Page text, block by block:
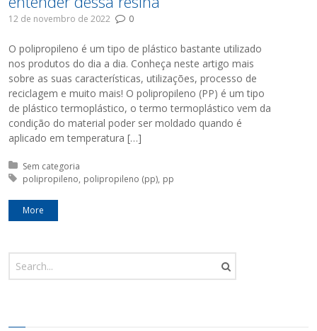
12 de novembro de 2022 0
O polipropileno é um tipo de plástico bastante utilizado
nos produtos do dia a dia. Conheça neste artigo mais
sobre as suas características, utilizações, processo de
reciclagem e muito mais! O polipropileno (PP) é um tipo
de plástico termoplástico, o termo termoplástico vem da
condição do material poder ser moldado quando é
aplicado em temperatura […]
Posted in:
Sem categoria
Tagged with:
polipropileno polipropileno (pp) pp
More